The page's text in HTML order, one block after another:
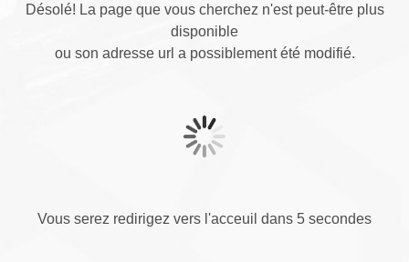
Désolé! La page que vous cherchez n'est peut-être plus
disponible
ou son adresse url a possiblement été modifié.
Vous serez redirigez vers l'acceuil dans 5 secondes